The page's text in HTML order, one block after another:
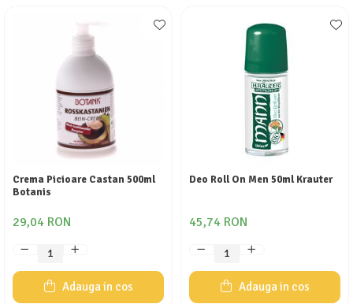
Crema Picioare Castan 500ml
Botanis
29,04 RON
Adauga in cos
Deo Roll On Men 50ml Krauter
45,74 RON
Adauga in cos